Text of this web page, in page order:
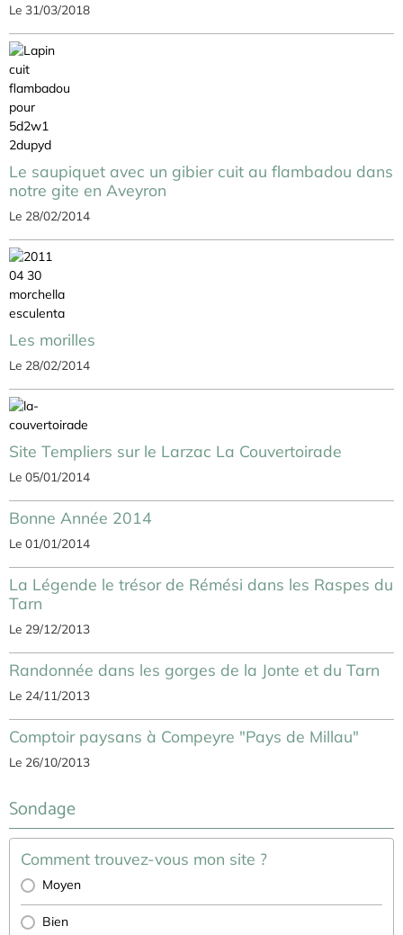
Le 31/03/2018
Le saupiquet avec un gibier cuit au flambadou dans
notre gite en Aveyron
Le 28/02/2014
Les morilles
Le 28/02/2014
Site Templiers sur le Larzac La Couvertoirade
Le 05/01/2014
Bonne Année 2014
Le 01/01/2014
La Légende le trésor de Rémési dans les Raspes du
Tarn
Le 29/12/2013
Randonnée dans les gorges de la Jonte et du Tarn
Le 24/11/2013
Comptoir paysans à Compeyre "Pays de Millau"
Le 26/10/2013
Sondage
Comment trouvez-vous mon site ?
Moyen
Bien